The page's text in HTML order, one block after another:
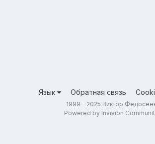
Язык Обратная связь
1999 - 2025 Виктор
Powered by Invision